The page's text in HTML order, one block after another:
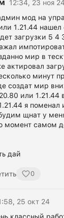
12:34, 23 ноя
мод на
1.21.44 нашел
загрузки 5 4
мир в
актировал
минут
создат мир
или 1.21.44
я поменал
щнат у
момент самом
дай
0
25 окт 24